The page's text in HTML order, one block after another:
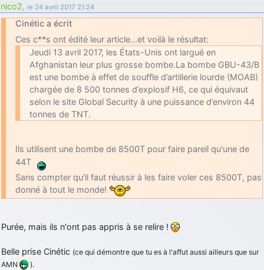
fox_50: Bonjour, certains parmis vous étaient-ils présent au
meeting de Lann Bihoué de 2026 ?
cachée dans les pins: Coucou et excellente année 2026 à tous et
au site!
: Bonne année et tous mes meilleurs voeux à tous pour
little boy: je vous souhaite un bon réveillon pour cette nouvelle
d9pouces: Joyeux Noël à tous !
d9pouces: mais tu peux tenter l'un des rares lycées militaires
comme le Prytanée dans la Sarthe, ça ne peut pas faire de mal !
scientifique, tu as donc encore un peu de temps devant toi
passionnée par l'aviation militaire , pourrais je savoir que faire après
le lycée pour s'orienter et pouvoir devenir officier de l'armée de l'air?
nico2, le 24 avril 2017 21:24
Cinétic a écrit
Ces c**s ont édité leur article…et voilà le résultat:
Jeudi 13 avril 2017, les États-Unis ont largué en
Afghanistan leur plus grosse bombe.La bombe GBU-43/B
est une bombe à effet de souffle d’artillerie lourde (MOAB)
chargée de 8 500 tonnes d’explosif H6, ce qui équivaut
selon le site Global Security à une puissance d’environ 44
tonnes de TNT.
Ils utilisent une bombe de 8500T pour faire pareil qu'une de
44T
Sans compter qu'il faut réussir à les faire voler ces 8500T, pas
donné à tout le monde!
Purée, mais ils n'ont pas appris à se relire !
Belle prise Cinétic (ce qui démontre que tu es à l'affut aussi ailleurs que sur
AMN
).